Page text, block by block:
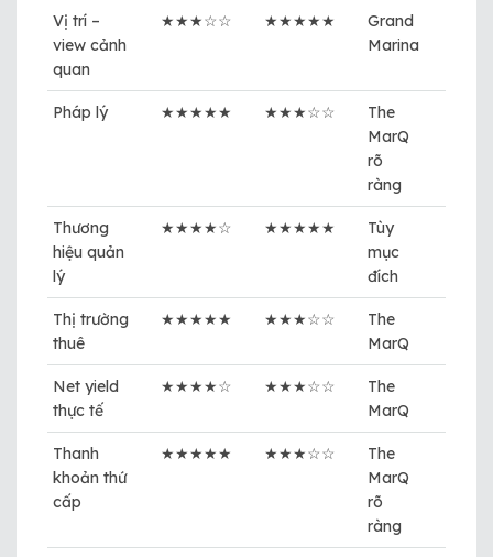
Vị trí –
view cảnh
quan
★★★☆☆ ★★★★★
Grand
Marina
Pháp lý ★★★★★ ★★★☆☆
The
MarQ
rõ
ràng
Thương
hiệu quản
lý
★★★★☆ ★★★★★
Tùy
mục
đích
Thị trường
thuê
★★★★★ ★★★☆☆
The
MarQ
Net yield
thực tế
★★★★☆ ★★★☆☆
The
MarQ
Thanh
khoản thứ
cấp
★★★★★ ★★★☆☆
The
MarQ
rõ
ràng